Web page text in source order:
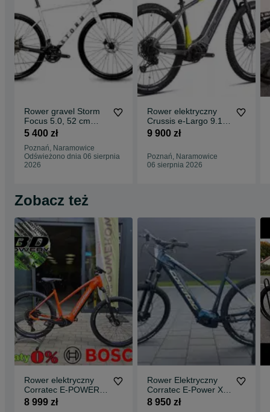
Rower gravel Storm
Focus 5.0, 52 cm
(miętowy-czarny)
Poznań
5 400 zł
Poznań, Naramowice
Odświeżono dnia 06 sierpnia
2026
Rower elektryczny
Crussis e-Largo 9.10
( 720 Wh), rama 20"
9 900 zł
Poznań, Naramowice
06 sierpnia 2026
Zobacz też
Rower elektryczny
Corratec E-POWER
X-Vert Race Sport
8 999 zł
Rower Elektryczny
Corratec E-Power X
Vert CX7
8 950 zł